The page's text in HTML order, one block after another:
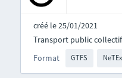
créé le 25/01/2021
Format GTFS NeTEx
Transport public collectif